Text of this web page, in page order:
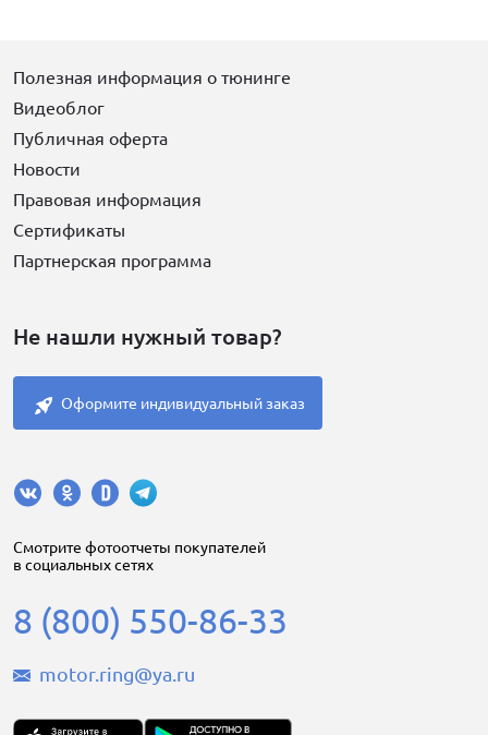
Полезная информация о тюнинге
Видеоблог
Публичная оферта
Новости
Правовая информация
Сертификаты
Партнерская программа
Не нашли нужный товар?
Оформите индивидуальный заказ
Cмотрите фотоотчеты покупателей
в социальных сетях
8 (800) 550-86-33
motor.ring@ya.ru